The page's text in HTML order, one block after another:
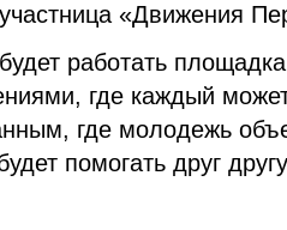
«Движения
работать
где каждый
где молодежь
помогать друг